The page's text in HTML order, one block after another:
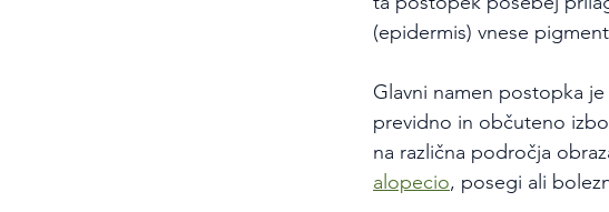
(epidermis) vnese
Glavni namen postopka
previdno in občuteno
na različna področja
alopecio, posegi ali